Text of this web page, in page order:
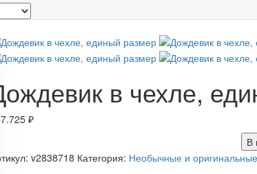
в чехле,
₽
В
v2838718 Категория: Необычные и